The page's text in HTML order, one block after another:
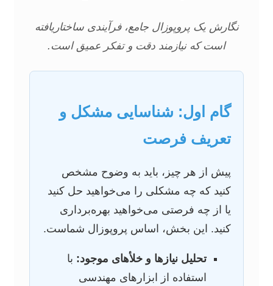
نگارش یک پروپوزال جامع، فرآیندی ساختاریافته
است که نیازمند دقت و تفکر عمیق است.
گام اول: شناسایی مشکل و
تعریف فرصت
پیش از هر چیز، باید به وضوح مشخص
کنید که چه مشکلی را می‌خواهید حل کنید
یا از چه فرصتی می‌خواهید بهره‌برداری
کنید. این بخش، اساس پروپوزال شماست.
تحلیل نیازها و خلأهای موجود: با
استفاده از ابزارهای مهندسی